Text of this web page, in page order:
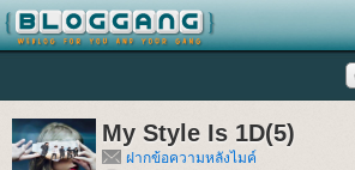
My Style Is 1D(5)
ฝากข้อความหลังไมค์